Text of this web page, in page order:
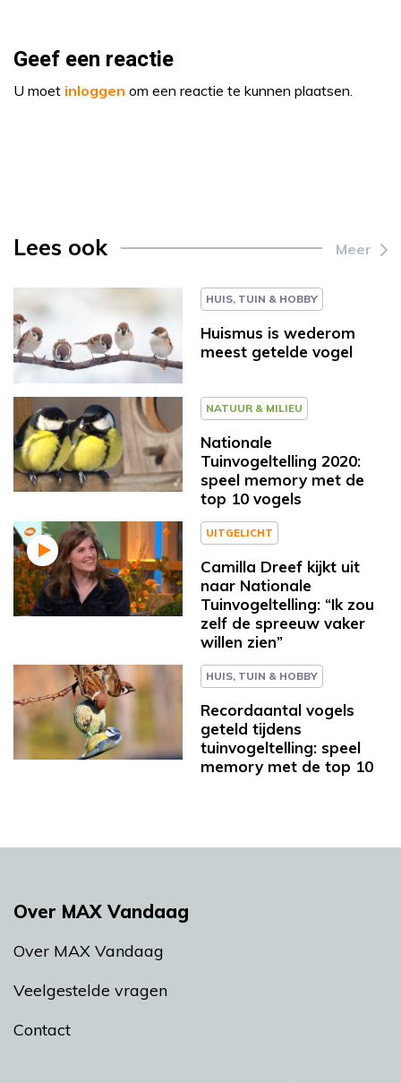
Geef een reactie
U moet inloggen om een reactie te kunnen plaatsen.
Lees ook Meer
HUIS, TUIN & HOBBY
Huismus is wederom
meest getelde vogel
NATUUR & MILIEU
Nationale
Tuinvogeltelling 2020:
speel memory met de
top 10 vogels
UITGELICHT
Camilla Dreef kijkt uit
naar Nationale
Tuinvogeltelling: “Ik zou
zelf de spreeuw vaker
willen zien”
HUIS, TUIN & HOBBY
Recordaantal vogels
geteld tijdens
tuinvogeltelling: speel
memory met de top 10
Over MAX Vandaag
Over MAX Vandaag
Veelgestelde vragen
Contact